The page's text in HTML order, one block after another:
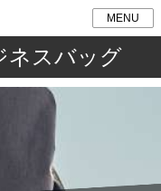
MENU
ネスバッグ